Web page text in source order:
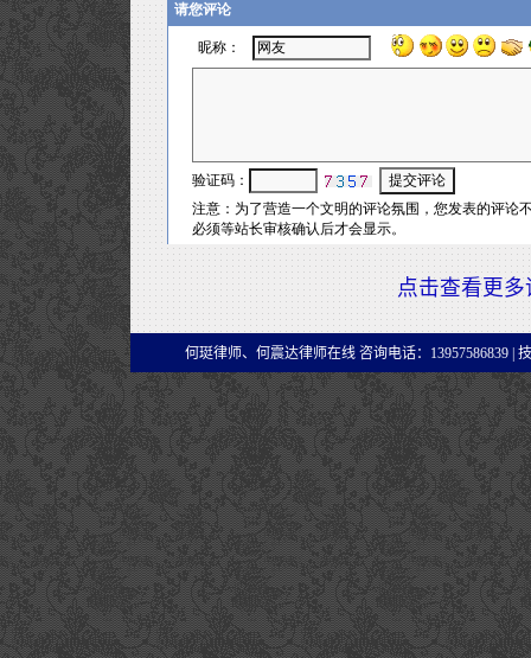
点击查看更多
何珽律师、何震达律师在线 咨询电话：13957586839 |